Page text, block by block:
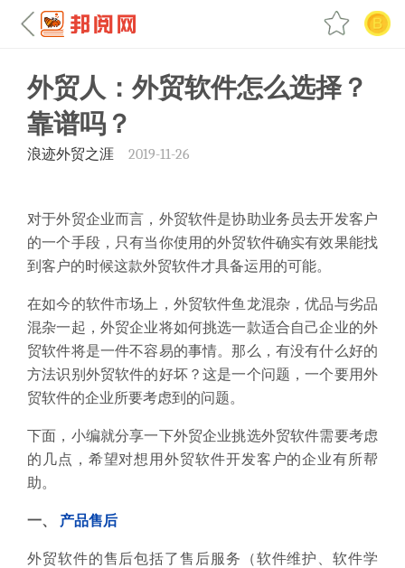
外贸人：外贸软件怎么选择？
靠谱吗？
浪迹外贸之涯 2019-11-26
对于外贸企业而言，外贸软件是协助业务员去开发客户
的一个手段，只有当你使用的外贸软件确实有效果能找
到客户的时候这款外贸软件才具备运用的可能。
在如今的软件市场上，外贸软件鱼龙混杂，优品与劣品
混杂一起，外贸企业将如何挑选一款适合自己企业的外
贸软件将是一件不容易的事情。那么，有没有什么好的
方法识别外贸软件的好坏？这是一个问题，一个要用外
贸软件的企业所要考虑到的问题。
下面，小编就分享一下外贸企业挑选外贸软件需要考虑
的几点，希望对想用外贸软件开发客户的企业有所帮
助。
一、 产品售后
外贸软件的售后包括了售后服务（软件维护、软件学